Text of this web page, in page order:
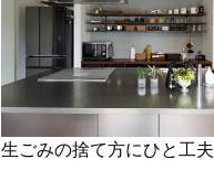
生ごみの捨て方にひと工夫